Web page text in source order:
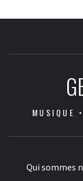
MUSIQUE
Qui sommes